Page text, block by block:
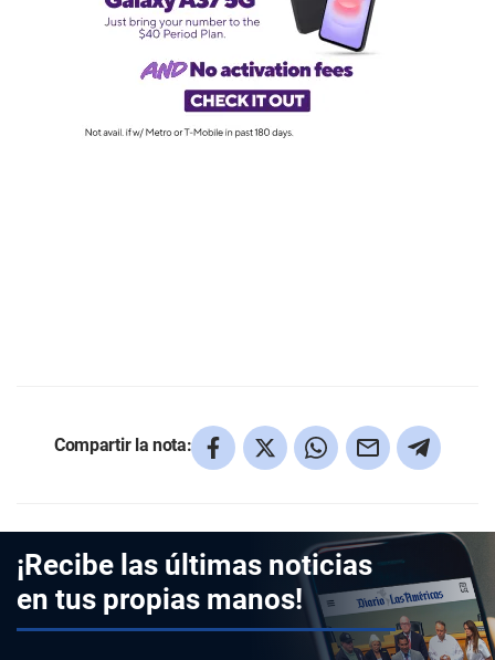
Compartir la nota:
¡Recibe las últimas noticias
en tus propias manos!